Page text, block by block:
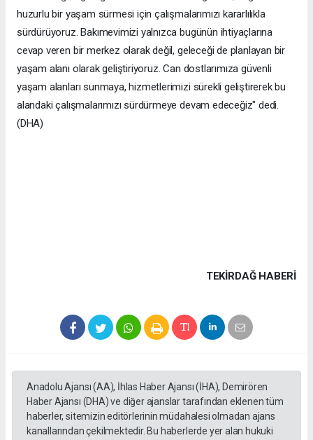
huzurlu bir yaşam sürmesi için çalışmalarımızı kararlılıkla
sürdürüyoruz. Bakımevimizi yalnızca bugünün ihtiyaçlarına
cevap veren bir merkez olarak değil, geleceği de planlayan bir
yaşam alanı olarak geliştiriyoruz. Can dostlarımıza güvenli
yaşam alanları sunmaya, hizmetlerimizi sürekli geliştirerek bu
alandaki çalışmalarımızı sürdürmeye devam edeceğiz" dedi.
(DHA)
TEKIRDAĞ HABERİ
Anadolu Ajansı (AA), İhlas Haber Ajansı (İHA), Demirören
Haber Ajansı (DHA) ve diğer ajanslar tarafından eklenen tüm
haberler, sitemizin editörlerinin müdahalesi olmadan ajans
kanallarından çekilmektedir. Bu haberlerde yer alan hukuki